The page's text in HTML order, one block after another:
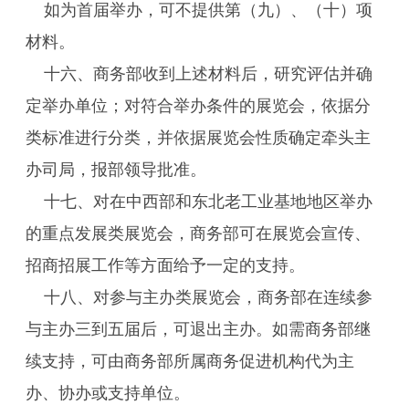
如为首届举办，可不提供第（九）、（十）项
材料。
十六、商务部收到上述材料后，研究评估并确
定举办单位；对符合举办条件的展览会，依据分
类标准进行分类，并依据展览会性质确定牵头主
办司局，报部领导批准。
十七、对在中西部和东北老工业基地地区举办
的重点发展类展览会，商务部可在展览会宣传、
招商招展工作等方面给予一定的支持。
十八、对参与主办类展览会，商务部在连续参
与主办三到五届后，可退出主办。如需商务部继
续支持，可由商务部所属商务促进机构代为主
办、协办或支持单位。